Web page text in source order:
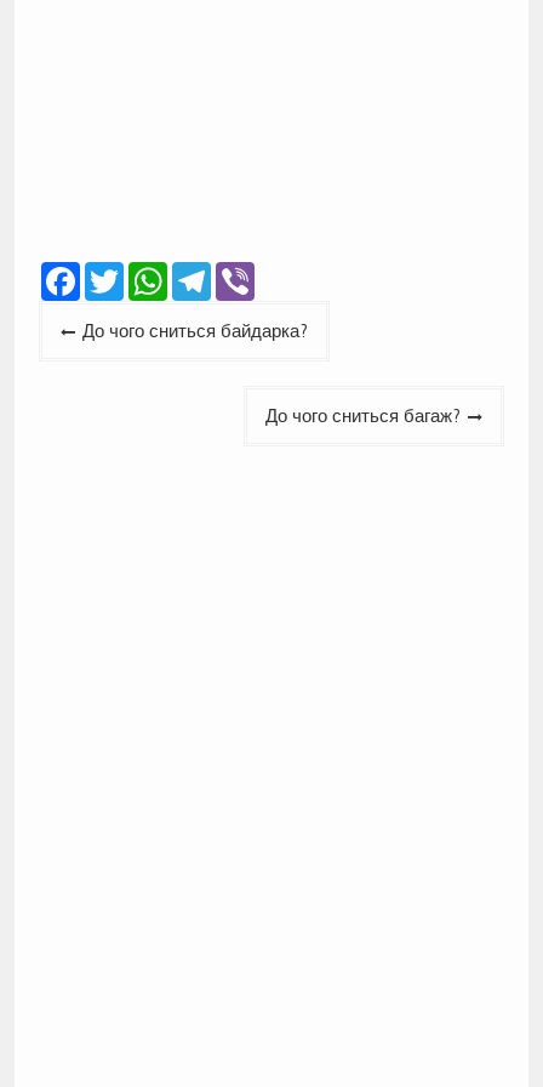
Facebook
TwitterWhatsApp
Telegram
Viber
Навігація
До чого сниться байдарка?
До чого сниться багаж?